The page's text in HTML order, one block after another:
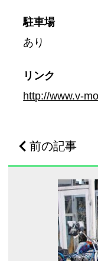
駐車場
あり
リンク
http://www.v-
前の記事